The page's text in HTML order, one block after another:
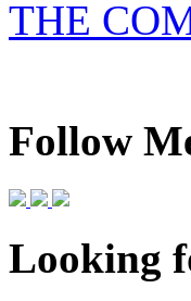
THE
Follow
Looking